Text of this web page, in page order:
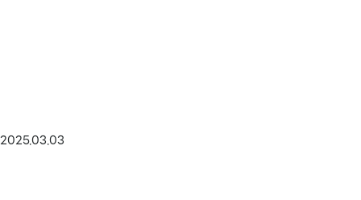
2025.03.03